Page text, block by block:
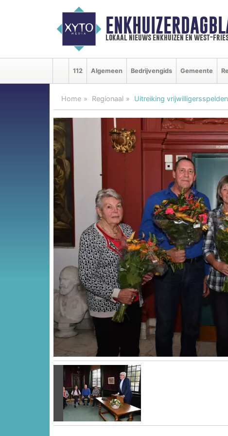
lokaal nieuws enkhuizen en west-
112 Algemeen Bedrijvengids Gemeente
Home Regionaal Uitreiking vrijwilligersspelden
Vorige